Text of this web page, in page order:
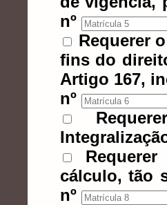
nº
Requerer
fins do
Artigo 167,
nº
cálculo, tão
nº